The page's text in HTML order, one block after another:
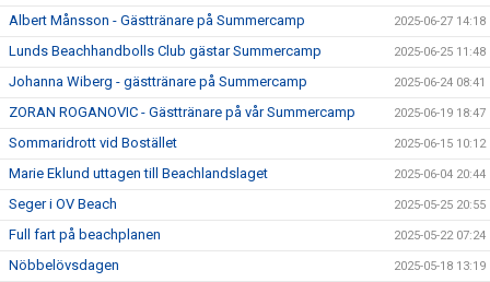
Albert Månsson - Gästtränare på Summercamp 2025-06-27 14:18
Lunds Beachhandbolls Club gästar Summercamp 2025-06-25 11:48
Johanna Wiberg - gästtränare på Summercamp 2025-06-24 08:41
ZORAN ROGANOVIC - Gästtränare på vår Summercamp 2025-06-19 18:47
Sommaridrott vid Bostället 2025-06-15 10:12
Marie Eklund uttagen till Beachlandslaget 2025-06-04 20:44
Seger i OV Beach 2025-05-25 20:55
Full fart på beachplanen 2025-05-22 07:24
Nöbbelövsdagen 2025-05-18 13:19